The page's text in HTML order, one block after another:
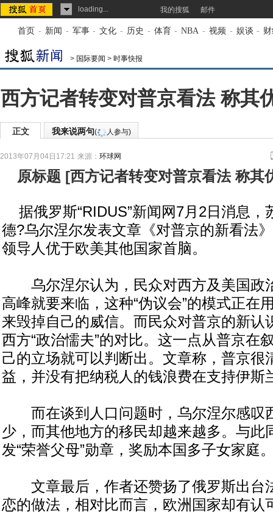
loading... 我的搜狐 邮件
首页 - 新闻 - 军事 - 文化 - 历史 - 体育 - NBA - 视频 - 娱谈 -
> 国际要闻 > 时事快报
西方记者转变对普京看法 称其
正文 我来说两句( 人参与)
2013年07月04日17:21 来源： 环球网
原标题 [西方记者转变对普京看法 称其
据俄罗斯“RIDUS”新闻网7月2日消息，
德?乌尔涅尔发表文章《对普京的新看法
领导人优于欧美其他国家首脑。
乌尔涅尔认为，民众对西方及美国政
高峰就要来临，这种“伪议会”的模式正在
来毁掉自己的威信。而民众对普京的新认
西方“政治懦夫”的对比。这一点从普京在
己的立场就可以判断出。文章称，普京很
益，并没有把纳税人的钱浪费在支持伊斯
而在谈到人口问题时，乌尔涅尔感叹
少，而其他地方的移民却越来越多。与此
发“荣誉父母”勋章，奖励本国多子女家庭
文章最后，作者还赞扬了俄罗斯出台
恋的做法，相对比而言，欧洲国家却有认